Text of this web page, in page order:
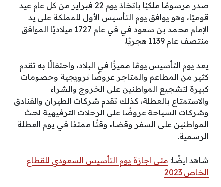
صدر مرسومًا ملكيًا باتخاذ يوم 22 فبراير من كل عام عيد
قوميًا، وهو يوافق يوم التأسيس الأول للمملكة على يد
الإمام محمد بن سعود في في عام 1727 ميلاديًا الموافق
منتصف عام 1139 هجريًا.
يعد يوم التأسيس يومًا مميزًا في البلاد، واحتفالًا به تقدم
كثير من المطاعم والمتاجر عروضًا ترويجية وخصومات
كبيرة لتشجيع المواطنين على الخروج والشراء
والاستمتاع بالعطلة، كذلك تقدم شركات الطيران والفنادق
وشركات السياحة عروضًا على الرحلات الترفيهية لحث
المواطنين على السفر وقضاء وقتًا ممتعًا في يوم العطلة
الرسمية.
شاهد ايضًا: متى اجازة يوم التأسيس السعودي للقطاع
الخاص 2023